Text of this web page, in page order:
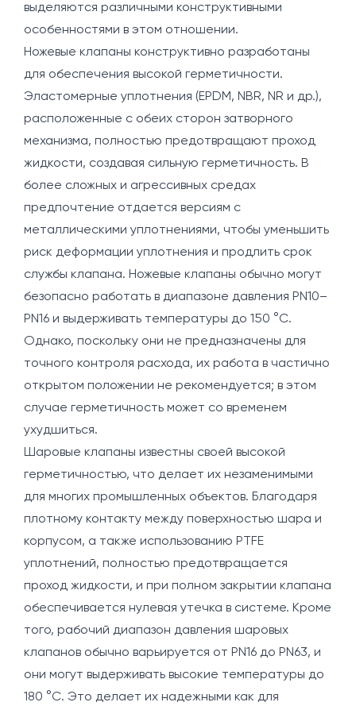
выделяются различными конструктивными
особенностями в этом отношении.
Ножевые клапаны конструктивно разработаны
для обеспечения высокой герметичности.
Эластомерные уплотнения (EPDM, NBR, NR и др.),
расположенные с обеих сторон затворного
механизма, полностью предотвращают проход
жидкости, создавая сильную герметичность. В
более сложных и агрессивных средах
предпочтение отдается версиям с
металлическими уплотнениями, чтобы уменьшить
риск деформации уплотнения и продлить срок
службы клапана. Ножевые клапаны обычно могут
безопасно работать в диапазоне давления PN10–
PN16 и выдерживать температуры до 150 °C.
Однако, поскольку они не предназначены для
точного контроля расхода, их работа в частично
открытом положении не рекомендуется; в этом
случае герметичность может со временем
ухудшиться.
Шаровые клапаны известны своей высокой
герметичностью, что делает их незаменимыми
для многих промышленных объектов. Благодаря
плотному контакту между поверхностью шара и
корпусом, а также использованию PTFE
уплотнений, полностью предотвращается
проход жидкости, и при полном закрытии клапана
обеспечивается нулевая утечка в системе. Кроме
того, рабочий диапазон давления шаровых
клапанов обычно варьируется от PN16 до PN63, и
они могут выдерживать высокие температуры до
180 °C. Это делает их надежными как для